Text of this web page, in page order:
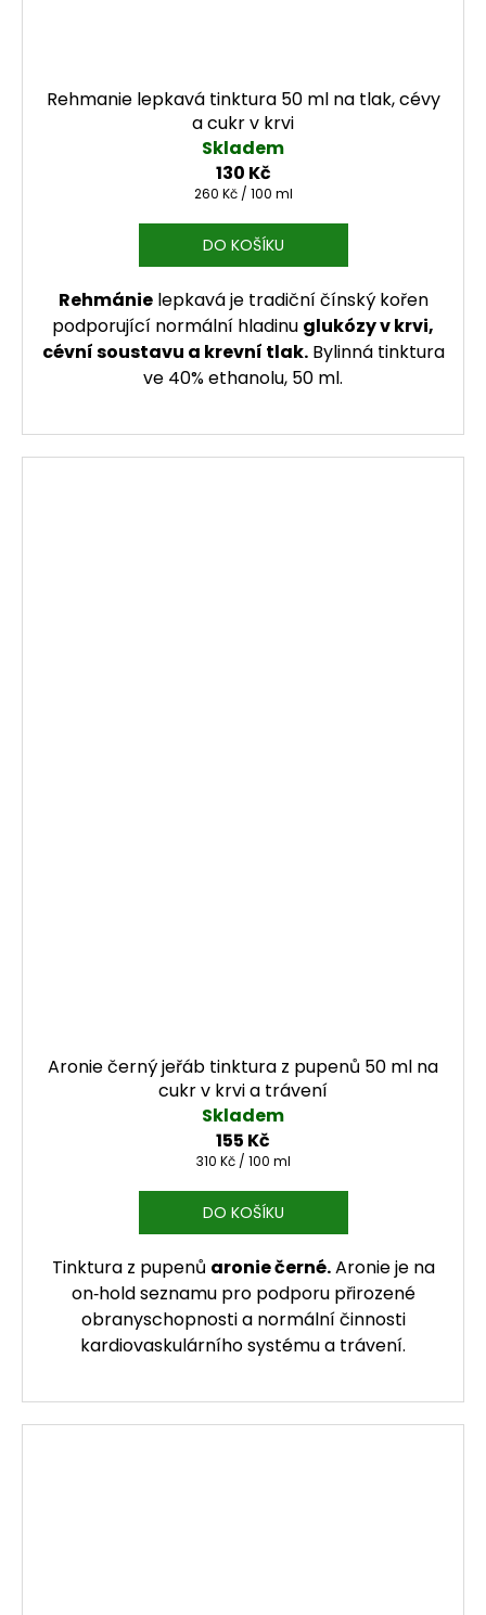
Rehmanie lepkavá tinktura 50 ml na tlak, cévy
a cukr v krvi
Skladem
130 Kč
Měrná cena:
260 Kč / 100 ml
DO KOŠÍKU
Rehmánielepkavá je tradiční čínský kořen
podporující normální hladinu glukózy v krvi,
cévní soustavu a krevní tlak.Bylinná tinktura
ve 40% ethanolu, 50 ml.
Aronie černý jeřáb tinktura z pupenů 50 ml na
cukr v krvi a trávení
Skladem
155 Kč
Měrná cena:
310 Kč / 100 ml
DO KOŠÍKU
Tinktura z pupenů aronie černé.Aronie je na
on‑hold seznamu pro podporu přirozené
obranyschopnosti a normální činnosti
kardiovaskulárního systému a trávení.